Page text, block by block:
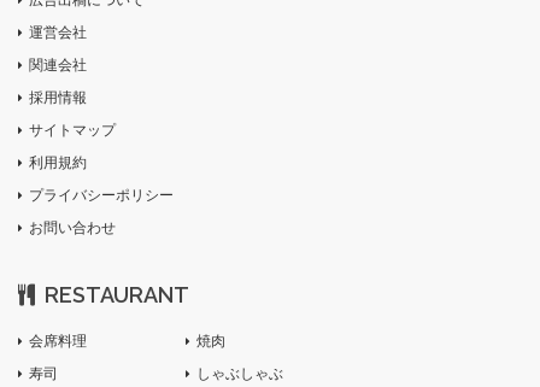
運営会社
関連会社
採用情報
サイトマップ
利用規約
プライバシーポリシー
お問い合わせ
RESTAURANT
会席料理
寿司
焼肉
しゃぶしゃぶ